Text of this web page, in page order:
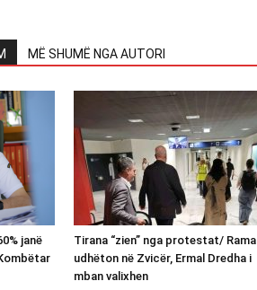
MË SHUMË NGA AUTORI
janë
Tirana “zien” nga protestat/ Rama
udhëton në Zvicër, Ermal Dredha i
mban valixhen